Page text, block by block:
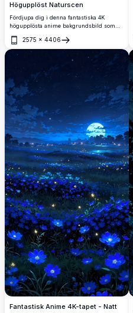
Högupplöst Naturscen
Fördjupa dig i denna fantastiska 4K
högupplösta anime bakgrundsbild som
sjö ligger inbäddad mellan frodiga gröna
berg, inramad av höga träd och en
strålande sol som kastar gyllene strålar.
En träbänk bjuder in till fredlig
kontemplation, blandar livfulla färger och
detaljerad konstnärlighet. Perfekt för att
förbättra din stationära eller mobila skärm
med dess fantastiska, högkvalitativa
visuella effekter.
2575 × 4406
Öppna
Fantastisk Anime 4K-tapet - Natt